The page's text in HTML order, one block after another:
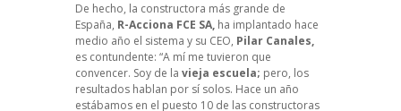
De hecho, la constructora más grande de
España, R-Acciona FCE SA, ha implantado hace
medio año el sistema y su CEO, Pilar Canales,
es contundente: “A mí me tuvieron que
convencer. Soy de la vieja escuela; pero, los
resultados hablan por sí solos. Hace un año
estábamos en el puesto 10 de las constructoras